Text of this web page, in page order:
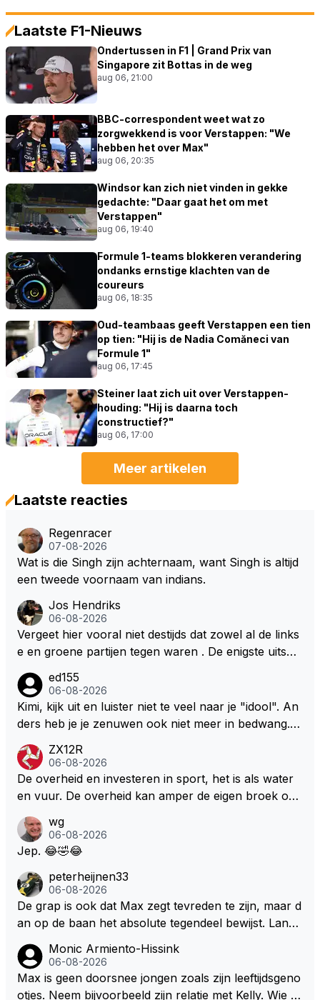
Laatste F1-Nieuws
Ondertussen in F1 | Grand Prix van
Singapore zit Bottas in de weg
aug 06, 21:00
BBC-correspondent weet wat zo
zorgwekkend is voor Verstappen: "We
hebben het over Max"
aug 06, 20:35
Windsor kan zich niet vinden in gekke
gedachte: "Daar gaat het om met
Verstappen"
aug 06, 19:40
Formule 1-teams blokkeren verandering
ondanks ernstige klachten van de
coureurs
aug 06, 18:35
Oud-teambaas geeft Verstappen een tien
op tien: "Hij is de Nadia Comăneci van
Formule 1"
aug 06, 17:45
Steiner laat zich uit over Verstappen-
houding: "Hij is daarna toch
constructief?"
aug 06, 17:00
Meer artikelen
Laatste reacties
Regenracer
07-08-2026
Wat is die Singh zijn achternaam, want Singh is altijd
een tweede voornaam van indians.
Jos Hendriks
06-08-2026
Vergeet hier vooral niet destijds dat zowel al de links
e en groene partijen tegen waren . De enigste uitspr
over dan kunnen ze hun eigen uitlaat gassen inade
men maar niet wetende was dat de F1 motor schone
r is dan een normale auto. Dus denk echt niet dat de
ters zullen steunen laat staan om een euro in het cir
cuit Zandvoort te steken
ed155
06-08-2026
Kimi, kijk uit en luister niet te veel naar je "idool". An
ders heb je je zenuwen ook niet meer in bedwang. Zi
Marquez/Jos ? Veel gezelliger
ZX12R
06-08-2026
De overheid en investeren in sport, het is als water
en vuur. De overheid kan amper de eigen broek oph
s. Je kunt de Staat het best vergelijken met de sherif
f van Nottinghem (Robin Hood) welk achter de bom
m/haar van zijn laatste zuurverdiende stuiver te ber
oven. De Staat heeft nooit ooit maar een stuiver in Z
andvoort willen investeren en dat zal ook nooit gebe
uren. Afdragen van BTW gelden en vergunningen bi
j dergelijke sportievefestiviteiten MOET je dan weer
wel afstaan, de parasiet.
wg
06-08-2026
Jep. 😂🤣😂
peterheijnen33
06-08-2026
De grap is ook dat Max zegt tevreden te zijn, maar d
an op de baan het absolute tegendeel bewijst. Lando
dan eigenlijk niet echt zien. ;)
Monic Armiento-Hissink
06-08-2026
Max is geen doorsnee jongen zoals zijn leeftijdsgeno
otjes. Neem bijvoorbeeld zijn relatie met Kelly. Wie g